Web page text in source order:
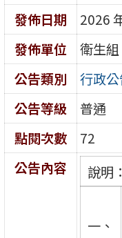
發佈日期
2026
發佈單位
衛生組
公告類別
行政
公告等級
普通
點閱次數
72
公告內容
說明：
一、